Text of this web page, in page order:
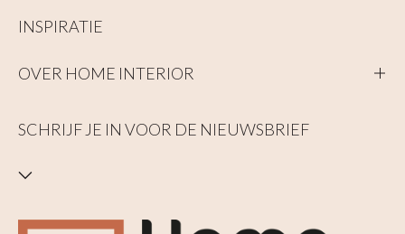
INSPIRATIE
OVER HOME INTERIOR
SCHRIJF JE IN VOOR DE NIEUWSBRIEF